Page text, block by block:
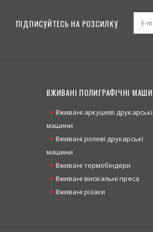
ПІДПИСУЙТЕСЬ НА РОЗСИЛКУ
ВЖИВАНІ ПОЛИГРАФІЧНІ
Вживані аркушеві друкарські
машини
Вживані ролеві друкарські
машини
Вживані термобіндери
Вживані висікальні преса
Вживані різаки